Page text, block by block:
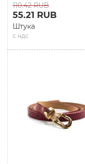
110.42 RUB
с ндс
55.21 RUB
Штука